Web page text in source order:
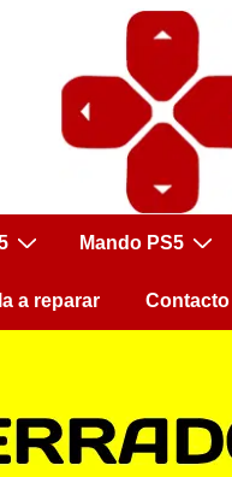
Mando PS5
a reparar Contacto